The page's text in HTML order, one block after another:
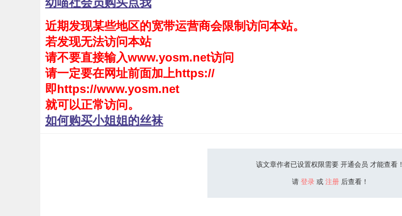
近期发现某些地区的宽带运营商会限制访问本站。
若发现无法访问本站
请不要直接输入www.yosm.net访问
请一定要在网址前面加上https://
即https://www.yosm.net
就可以正常访问。
如何购买小姐姐的丝袜
该文章作者已设置权限需要 开通会员 才能查看！
请 登录 或 注册 后查看！